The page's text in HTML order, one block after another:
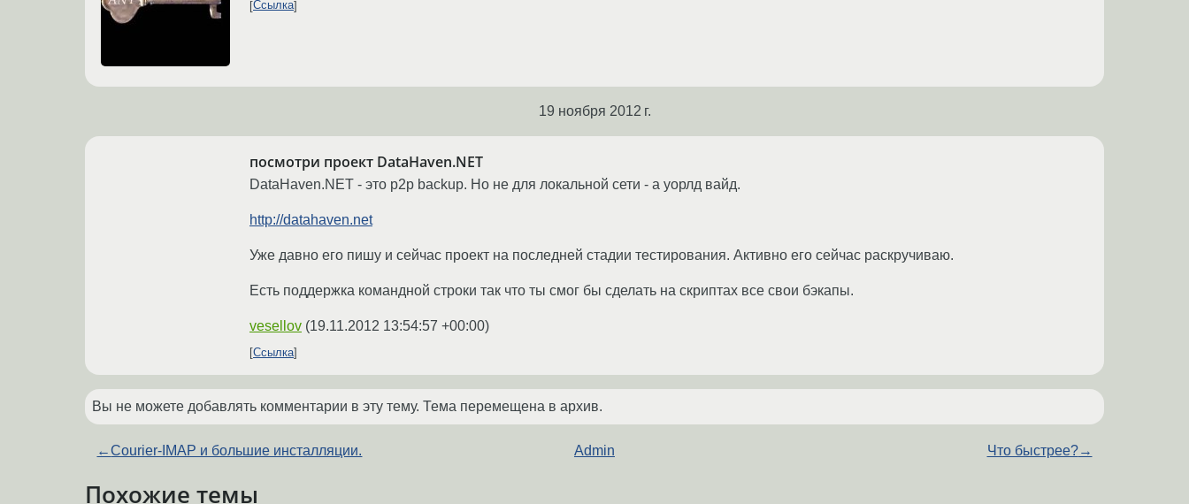
Ссылка
19 ноября 2012 г.
посмотри проект DataHaven.NET
DataHaven.NET - это p2p backup. Но не для локальной сети - а уорлд вайд.
http://datahaven.net
Уже давно его пишу и сейчас проект на последней стадии тестирования. Активно его сейчас раскручиваю.
Есть поддержка командной строки так что ты смог бы сделать на скриптах все свои бэкапы.
vesellov (19.11.2012 13:54:57 +00:00)
Ссылка
Вы не можете добавлять комментарии в эту тему. Тема перемещена в архив.
←Courier-IMAP и большие инсталляции. Admin Что быстрее?→
Похожие темы